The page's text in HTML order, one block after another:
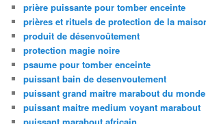
prière puissante pour tomber enceinte
prières et rituels de protection de la
produit de désenvoûtement
protection magie noire
psaume pour tomber enceinte
puissant bain de desenvoutement
puissant grand maitre marabout du monde
puissant maitre medium voyant marabout